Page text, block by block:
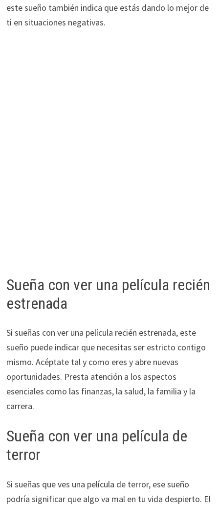
este sueño también indica que estás dando lo mejor de
ti en situaciones negativas.
Sueña con ver una película recién
estrenada
Si sueñas con ver una película recién estrenada, este
sueño puede indicar que necesitas ser estricto contigo
mismo. Acéptate tal y como eres y abre nuevas
oportunidades. Presta atención a los aspectos
esenciales como las finanzas, la salud, la familia y la
carrera.
Sueña con ver una película de
terror
Si sueñas que ves una película de terror, ese sueño
podría significar que algo va mal en tu vida despierto. El